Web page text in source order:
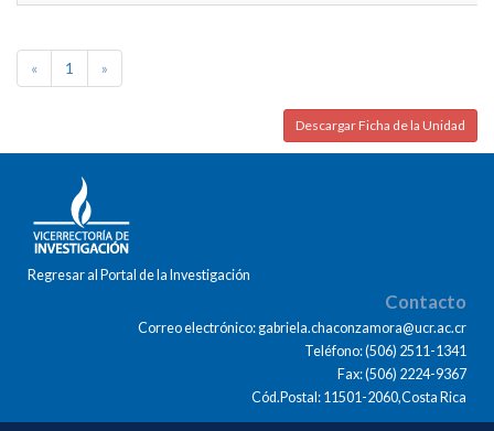
« 1 »
Descargar Ficha de la Unidad
Regresar al Portal de la Investigación
Contacto
Correo electrónico: gabriela.chaconzamora@ucr.ac.cr
Teléfono: (506) 2511-1341
Fax: (506) 2224-9367
Cód.Postal: 11501-2060,Costa Rica